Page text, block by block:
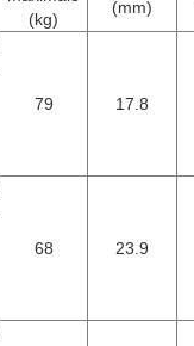
(kg)
(mm)
79 17.8
68 23.9